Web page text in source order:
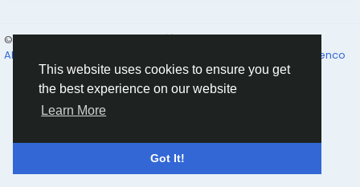
This website uses cookies to ensure you get
the best experience on our website
Learn More
Got It!
© 2026 Humans and Slaves
Italiano
About
Elenco